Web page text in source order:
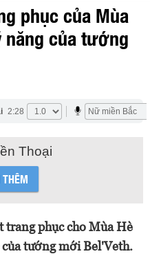
phục của Mùa
năng của tướng
2:28
Thoại
phục cho Mùa Hè
tướng mới Bel'Veth.